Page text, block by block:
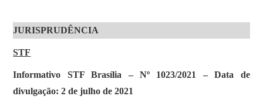
JURISPRUDÊNCIA
STF
Informativo STF Brasília – Nº 1023/2021 – Data de
divulgação: 2 de julho de 2021